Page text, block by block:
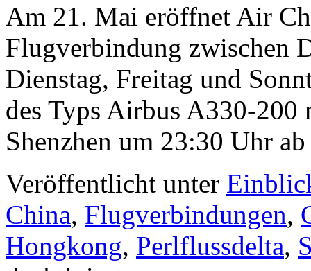
Am 21. Mai eröffnet Air
Flugverbindung zwischen
Dienstag, Freitag und
des Typs Airbus A330-
Shenzhen um 23:30 Uhr
Veröffentlicht unter
China, Flugverbindungen,
Hongkong, Perlflussdelta,